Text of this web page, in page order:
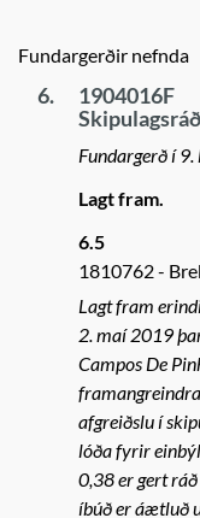
Fundargerðir nefnda
6.
1904016F
Fundargerð í
Lagt fram.
6.5
1810762
Lagt fram
2. maí 2019
Campos De
afgreiðslu í
lóða fyrir
0,38 er gert
íbúð er áætluð